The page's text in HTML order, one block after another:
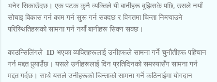
भनेर सिकाउँदछ। एक पटक कुनै व्यक्तिले यी बानीहरू बुझिसके पछि, उसले नयाँ
सोचाइ विकास गर्न काम गर्न सुरू गर्न सक्दछ र विगतमा चिन्ता निम्त्याउने
परिस्थितिहरूको सामना गर्न नयाँ बानीहरू सिक्न सक्छ।
काउन्सिलिंगले ID भएका व्यक्तिहरूलाई उनीहरूले सामना गर्ने चुनौतीहरू पहिचान
गर्न मद्दत पुर्‍याउँछ। यसले उनीहरूलाई दिन प्रतिदिनको समस्यासँग सामना गर्न
मद्दत गर्दछ। साथै यसले उनीहरूको चिन्ताको सामना गर्ने कठिनाईमा योगदान